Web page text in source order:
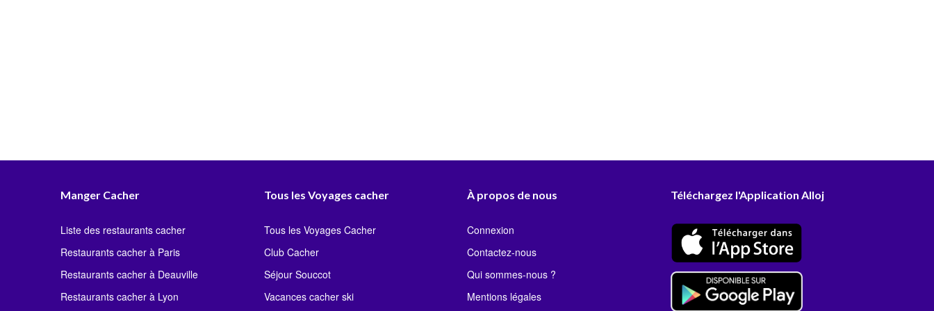
Manger Cacher
Liste des restaurants cacher
Restaurants cacher à Paris
Restaurants cacher à Deauville
Restaurants cacher à Lyon
Tous les Voyages cacher
Tous les Voyages Cacher
Club Cacher
Séjour Souccot
Vacances cacher ski
À propos de nous
Connexion
Contactez-nous
Qui sommes-nous ?
Mentions légales
Téléchargez l'Application Alloj